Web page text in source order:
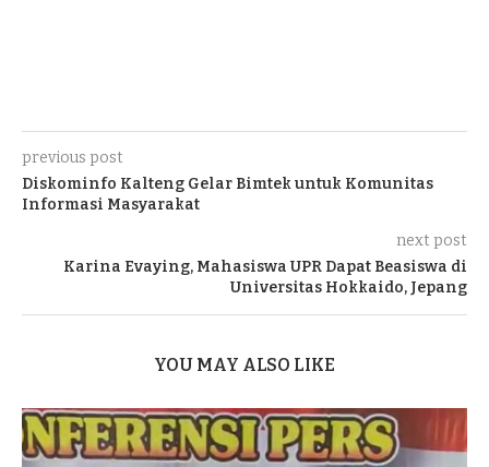
previous post
Diskominfo Kalteng Gelar Bimtek untuk Komunitas
Informasi Masyarakat
next post
Karina Evaying, Mahasiswa UPR Dapat Beasiswa di
Universitas Hokkaido, Jepang
YOU MAY ALSO LIKE